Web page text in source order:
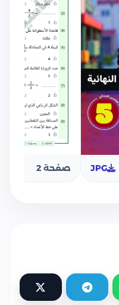
JPG صفحة 2